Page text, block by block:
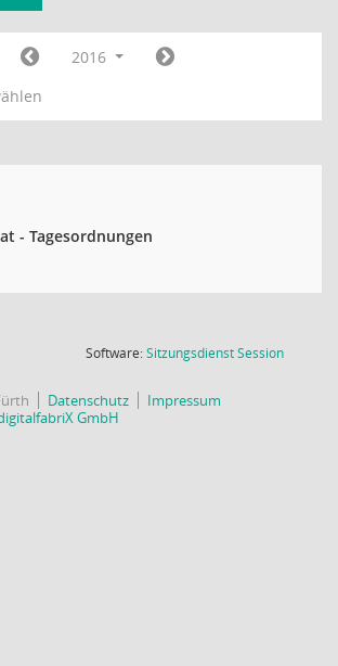
2016
- Tagesordnungen
Software:SitzungsdienstSession(Wird in
Datenschutz
Impressum
GmbH